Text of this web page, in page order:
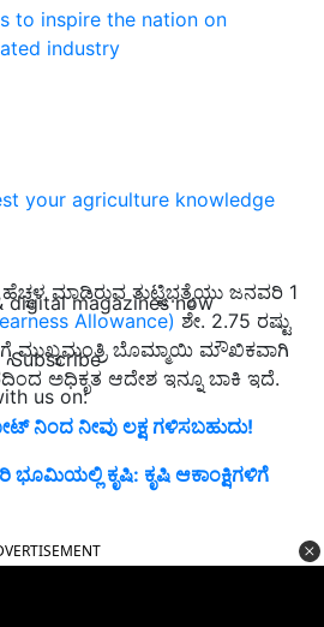
to inspire the nation on
industry
your agriculture knowledge
digital magazines now
Subscribe
us on:
ಮಾಡಿರುವ ತುಟ್ಟಿಭತ್ಯೆಯು ಜನವರಿ 1
Allowance) ಶೇ. 2.75 ರಷ್ಟು
ಮುಖ್ಯಮಂತ್ರಿ ಬೊಮ್ಮಾಯಿ ಮೌಖಿಕವಾಗಿ
ಅಧಿಕೃತ ಆದೇಶ ಇನ್ನೂ ಬಾಕಿ ಇದೆ.
ನಿಂದ ನೀವು ಲಕ್ಷ ಗಳಿಸಬಹುದು!
ಭೂಮಿಯಲ್ಲಿ ಕೃಷಿ: ಕೃಷಿ ಆಕಾಂಕ್ಷಿಗಳಿಗೆ